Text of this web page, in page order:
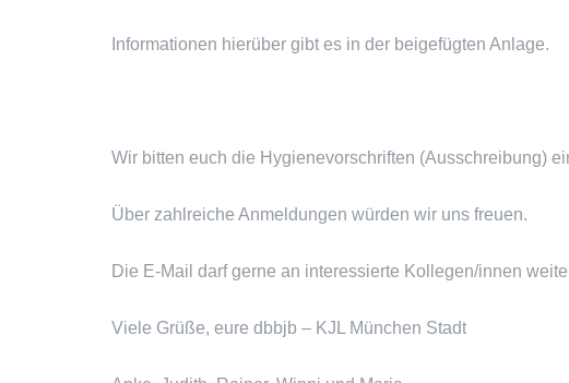
Informationen hierüber gibt es in der beigefügten Anlage.
Wir bitten euch die Hygienevorschriften (Ausschreibung)
Über zahlreiche Anmeldungen würden wir uns freuen.
Die E-Mail darf gerne an interessierte Kollegen/innen
Viele Grüße, eure dbbjb – KJL München Stadt